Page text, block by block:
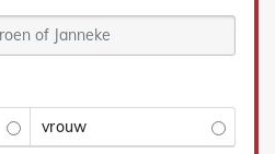
vrouw